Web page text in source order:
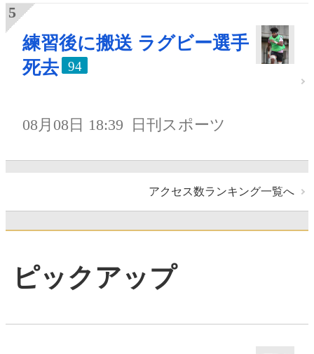
練習後に搬送 ラグビー選手
死去
94
08月08日 18:39 日刊スポーツ
アクセス数ランキング一覧へ
ピックアップ